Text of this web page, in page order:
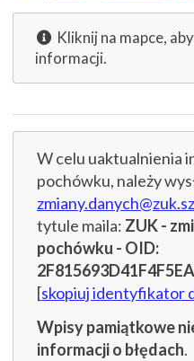
Kliknij na mapce,
informacji.
W celu uaktualnienia
pochówku, należy
tytule maila: ZUK -
pochówku - OID:
[skopiuj identyfikator
Wpisy pamiątkowe
informacji o błędach.